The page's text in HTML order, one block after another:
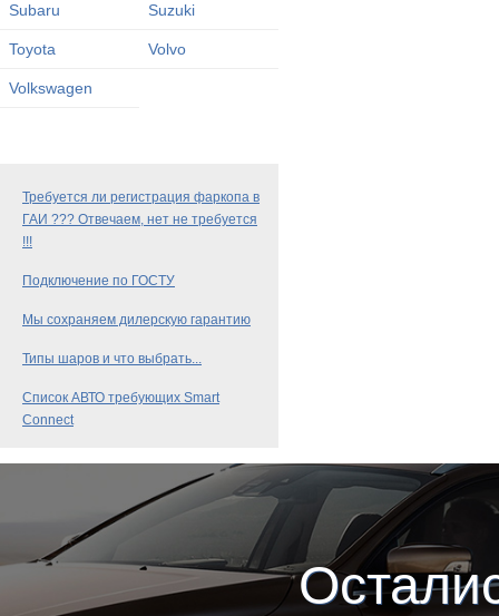
Subaru Suzuki
Toyota Volvo
Volkswagen
Требуется ли регистрация фаркопа в
ГАИ ??? Отвечаем, нет не требуется
!!!
Подключение по ГОСТУ
Мы сохраняем дилерскую гарантию
Типы шаров и что выбрать...
Список АВТО требующих Smart
Connect